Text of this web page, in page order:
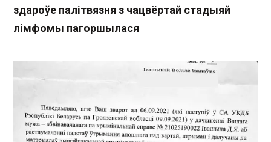
здароўе палітвязня з чацвёртай стадыяй
лімфомы пагоршылася